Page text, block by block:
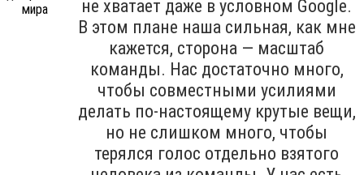
не хватает даже в условном Google.
В этом плане наша сильная, как мне
кажется, сторона — масштаб
команды. Нас достаточно много,
чтобы совместными усилиями
делать по-настоящему крутые вещи,
но не слишком много, чтобы
терялся голос отдельно взятого